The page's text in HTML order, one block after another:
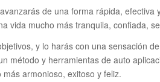
avanzarás de una forma rápida, efectiva
vida mucho más tranquila, confiada,
y lo harás con una sensación
método y herramientas de auto
armonioso, exitoso y feliz.